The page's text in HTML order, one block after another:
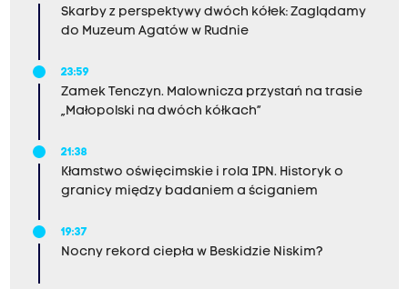
Skarby z perspektywy dwóch kółek: Zaglądamy
do Muzeum Agatów w Rudnie
23:59
Zamek Tenczyn. Malownicza przystań na trasie
„Małopolski na dwóch kółkach”
21:38
Kłamstwo oświęcimskie i rola IPN. Historyk o
granicy między badaniem a ściganiem
19:37
Nocny rekord ciepła w Beskidzie Niskim?